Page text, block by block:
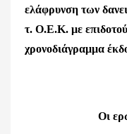
ελάφρυνση των
τ. Ο.Ε.Κ. με
χρονοδιάγραμμα
Οι